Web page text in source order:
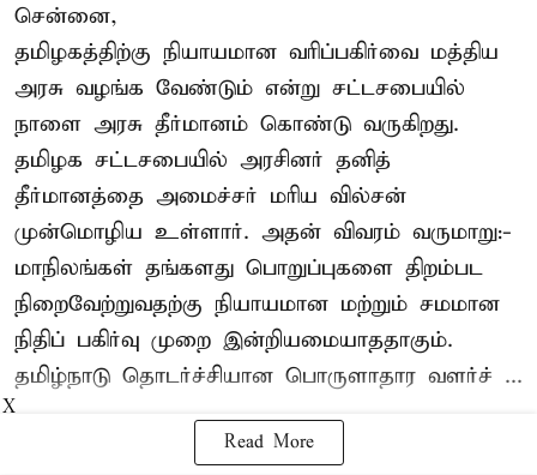
சென்னை,
தமிழகத்திற்கு நியாயமான வரிப்பகிர்வை மத்திய
அரசு வழங்க வேண்டும் என்று சட்டசபையில்
நாளை அரசு தீர்மானம் கொண்டு வருகிறது.
தமிழக சட்டசபையில் அரசினர் தனித்
தீர்மானத்தை அமைச்சர் மரிய வில்சன்
முன்மொழிய உள்ளார். அதன் விவரம் வருமாறு:-
மாநிலங்கள் தங்களது பொறுப்புகளை திறம்பட
நிறைவேற்றுவதற்கு நியாயமான மற்றும் சமமான
நிதிப் பகிர்வு முறை இன்றியமையாததாகும்.
தமிழ்நாடு தொடர்ச்சியான பொருளாதார வளர்ச் ...
Read More
X